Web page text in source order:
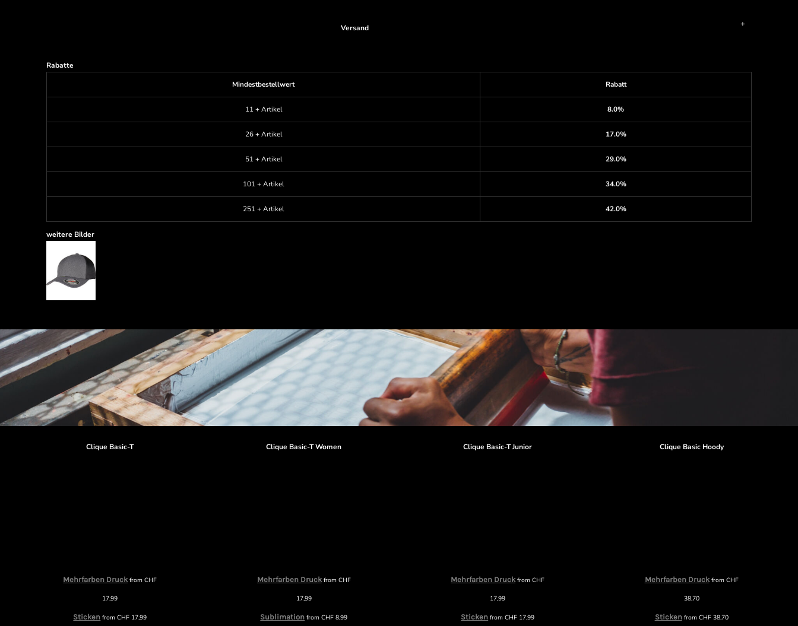
Versand
Rabatte
Mindestbestellwert
Rabatt
11 + Artikel 8.0%
26 + Artikel 17.0%
51 + Artikel 29.0%
101 + Artikel 34.0%
251 + Artikel 42.0%
weitere Bilder
Clique Basic-T
Mehrfarben DruckfromCHF
17,99
Sticken fromCHF 17,99
Clique Basic-T Women
Mehrfarben Druckfrom CHF
17,99
Sublimation fromCHF 8,99
Clique Basic-T Junior
Mehrfarben DruckfromCHF
17,99
Sticken fromCHF 17,99
Clique Basic Hoody
Mehrfarben Druckfrom CHF
38,70
Stickenfrom CHF38,70